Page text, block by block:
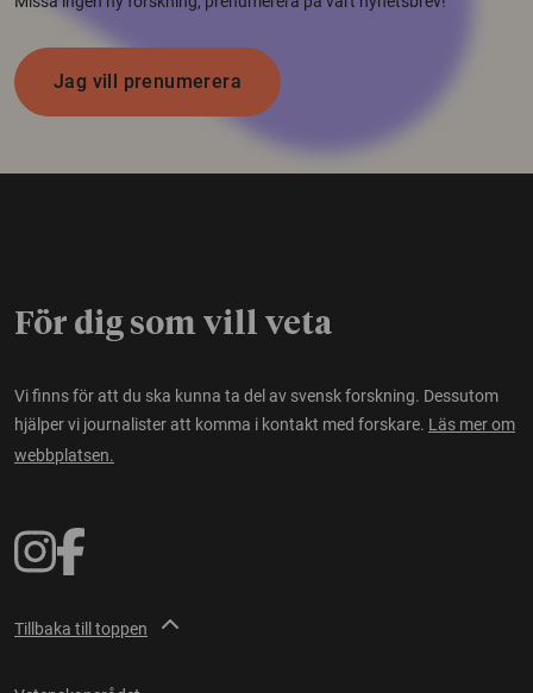
Jag vill prenumerera
För dig som vill veta
Vi finns för att du ska kunna ta del av svensk forskning. Dessutom
hjälper vi journalister att komma i kontakt med forskare. Läs mer om
webbplatsen.
Tillbaka till toppen